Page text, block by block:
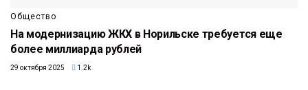
Общество
На модернизацию ЖКХ в Норильске требуется еще
более миллиарда рублей
29 октября 2025 1.2k